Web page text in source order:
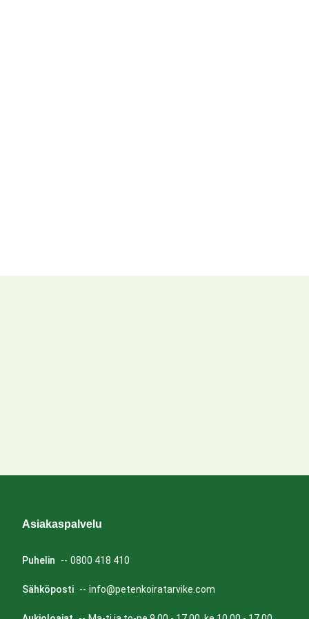
Asiakaspalvelu
Puhelin -- 0800 418 410
Sähköposti -- info@petenkoiratarvike.com